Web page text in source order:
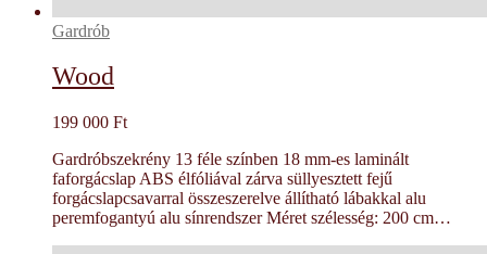
Gardrób
Wood
199 000 Ft
Gardróbszekrény 13 féle színben 18 mm-es laminált
faforgácslap ABS élfóliával zárva süllyesztett fejű
forgácslapcsavarral összeszerelve állítható lábakkal alu
peremfogantyú alu sínrendszer Méret szélesség: 200 cm…